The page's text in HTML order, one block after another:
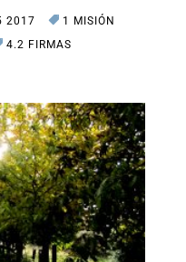
2017
1 MISIÓN
4.2 FIRMAS